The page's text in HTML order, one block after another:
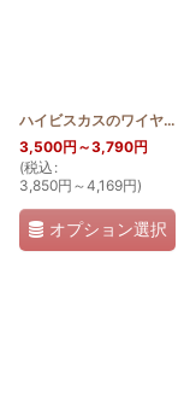
ハイビスカスのワイヤー口金ポーチ18cm
3,500円 ～3,790円
(税込 :
3,850円 ～4,169円)
オプション選択